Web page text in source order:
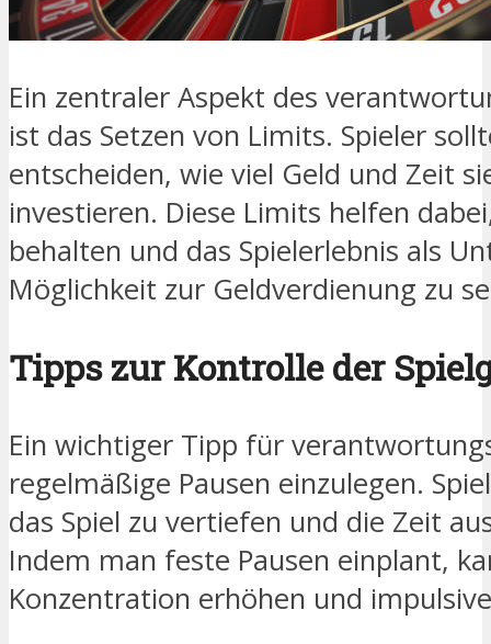
Ein zentraler Aspekt des
ist das Setzen von Limits. Spieler
entscheiden, wie viel Geld und Zeit
investieren. Diese Limits helfen
behalten und das Spielerlebnis als
Möglichkeit zur Geldverdienung zu
Tipps zur Kontrolle der
Ein wichtiger Tipp für
regelmäßige Pausen einzulegen.
das Spiel zu vertiefen und die Zeit
Indem man feste Pausen einplant,
Konzentration erhöhen und